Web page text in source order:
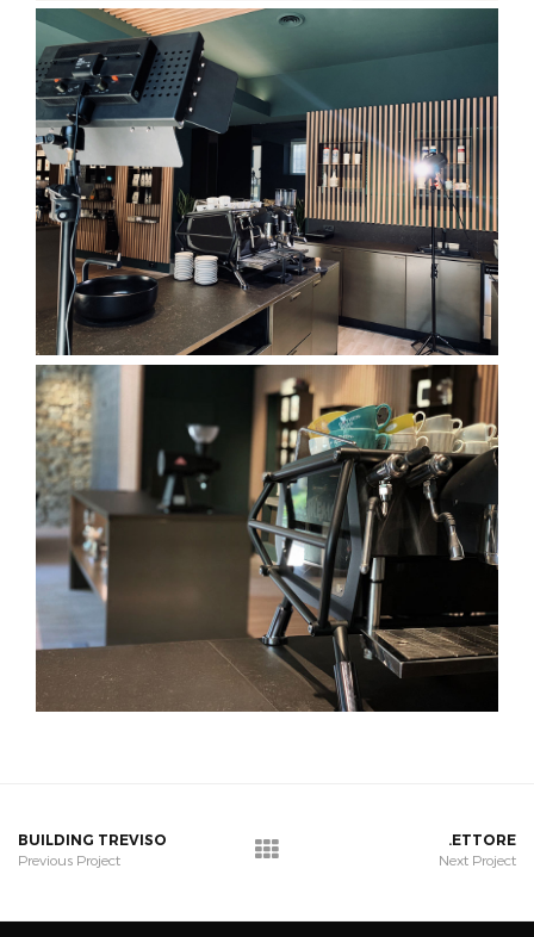
BUILDING TREVISO
Previous Project
.ETTORE
Next Project